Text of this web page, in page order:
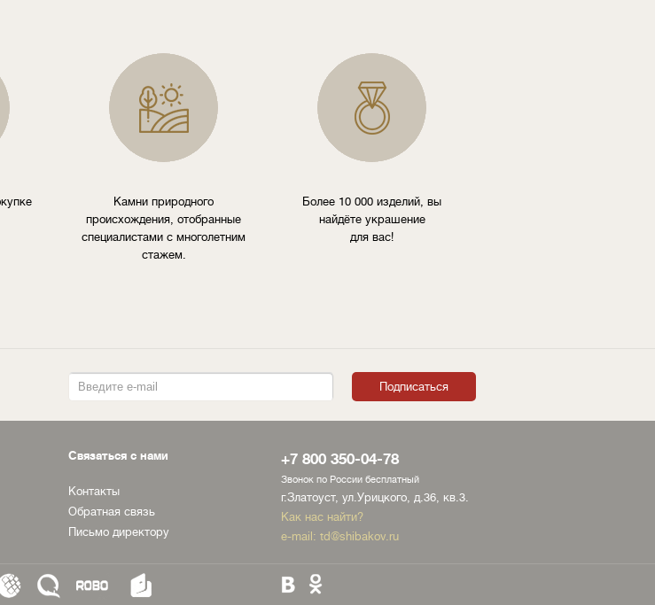
Камни природного
происхождения, отобранные
специалистами с многолетним
стажем.
Более 10 000 изделий, вы
найдёте украшение
для вас!
Связаться с нами
Контакты
Обратная связь
Письмо директору
+7 800 350-04-78
Звонок по России бесплатный
г.Златоуст, ул.Урицкого, д.36, кв.3.
Как нас найти?
e-mail: td@shibakov.ru